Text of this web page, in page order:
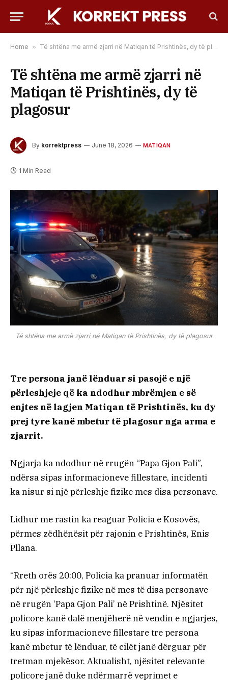
Home » Të shtëna me armë zjarri në Matiqan të Prishtinës, dy të plagosur
Të shtëna me armë zjarri në
Matiqan të Prishtinës, dy të
plagosur
By korrektpress June 18, 2026 MATIQAN
1 Min Read
Të shtëna me armë zjarri në Matiqan të Prishtinës, dy të plagosur
Tre persona janë lënduar si pasojë e një
përleshjeje që ka ndodhur mbrëmjen e së
enjtes në lagjen Matiqan të Prishtinës, ku dy
prej tyre kanë mbetur të plagosur nga arma e
zjarrit.
Ngjarja ka ndodhur në rrugën “Papa Gjon Pali”,
ndërsa sipas informacioneve fillestare, incidenti
ka nisur si një përleshje fizike mes disa personave.
Lidhur me rastin ka reaguar Policia e Kosovës,
përmes zëdhënësit për rajonin e Prishtinës, Enis
Pllana.
“Rreth orës 20:00, Policia ka pranuar informatën
për një përleshje fizike në mes të disa personave
në rrugën ‘Papa Gjon Pali’ në Prishtinë. Njësitet
policore kanë dalë menjëherë në vendin e ngjarjes,
ku sipas informacioneve fillestare tre persona
kanë mbetur të lënduar, të cilët janë dërguar për
tretman mjekësor. Aktualisht, njësitet relevante
policore janë duke ndërmarrë veprimet e